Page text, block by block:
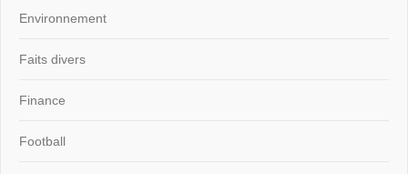
Environnement
Faits divers
Finance
Football